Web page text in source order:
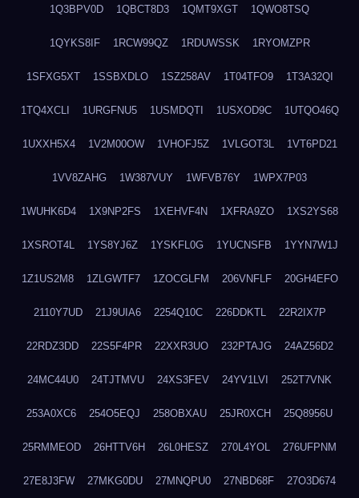
1Q3BPV0D 1QBCT8D3 1QMT9XGT 1QWO8TSQ
1QYKS8IF 1RCW99QZ 1RDUWSSK 1RYOMZPR
1SFXG5XT 1SSBXDLO 1SZ258AV 1T04TFO9 1T3A32QI
1TQ4XCLI 1URGFNU5 1USMDQTI 1USXOD9C 1UTQO46Q
1UXXH5X4 1V2M00OW 1VHOFJ5Z 1VLGOT3L 1VT6PD21
1VV8ZAHG 1W387VUY 1WFVB76Y 1WPX7P03
1WUHK6D4 1X9NP2FS 1XEHVF4N 1XFRA9ZO 1XS2YS68
1XSROT4L 1YS8YJ6Z 1YSKFL0G 1YUCNSFB 1YYN7W1J
1Z1US2M8 1ZLGWTF7 1ZOCGLFM 206VNFLF 20GH4EFO
2110Y7UD 21J9UIA6 2254Q10C 226DDKTL 22R2IX7P
22RDZ3DD 22S5F4PR 22XXR3UO 232PTAJG 24AZ56D2
24MC44U0 24TJTMVU 24XS3FEV 24YV1LVI 252T7VNK
253A0XC6 254O5EQJ 258OBXAU 25JR0XCH 25Q8956U
25RMMEOD 26HTTV6H 26L0HESZ 270L4YOL 276UFPNM
27E8J3FW 27MKG0DU 27MNQPU0 27NBD68F 27O3D674